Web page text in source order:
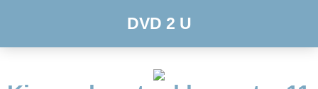
DVD 2 U